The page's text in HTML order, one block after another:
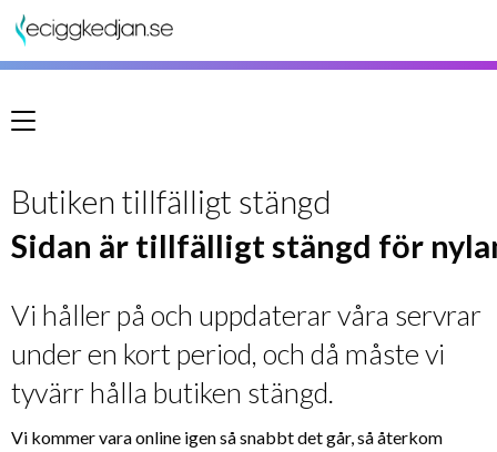
Meny
Butiken tillfälligt stängd
Sidan är tillfälligt stängd för
Vi håller på och uppdaterar våra servrar
under en kort period, och då måste vi
tyvärr hålla butiken stängd.
Vi kommer vara online igen så snabbt det går, så återkom